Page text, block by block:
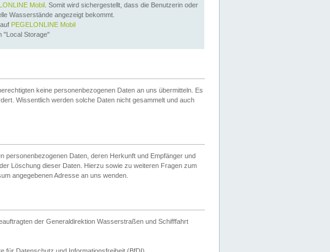
Mobil . Somit wird sichergestellt, dass die Benutzerin oder
Wasserstände angezeigt bekommt.
PEGELONLINE Mobil
"Local Storage"
keine personenbezogenen Daten an uns übermitteln. Es
Wissentlich werden solche Daten nicht gesammelt und auch
personenbezogenen Daten, deren Herkunft und Empfänger und
Löschung dieser Daten. Hierzu sowie zu weiteren Fragen zum
angegebenen Adresse an uns wenden.
der Generaldirektion Wasserstraßen und Schifffahrt